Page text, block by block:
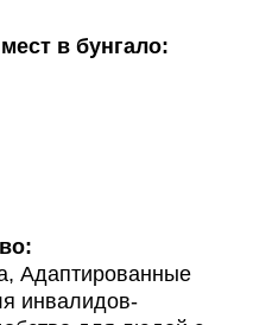
в бунгало:
Адаптированные
инвалидов-